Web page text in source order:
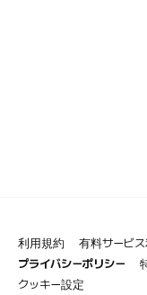
利用規約 有料サービ
プライバシーポリシー
クッキー設定